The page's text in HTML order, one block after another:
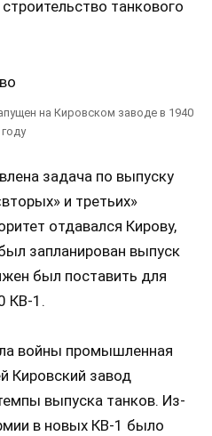
танкового
на Кировском заводе в 1940
году
задача по выпуску
и третьих»
отдавался Кирову,
запланирован выпуск
был поставить для
КВ-1.
войны промышленная
Кировский завод
выпуска танков. Из-
в новых КВ-1 было